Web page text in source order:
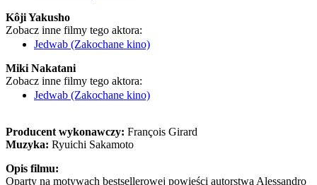
Kôji Yakusho
Zobacz inne filmy tego aktora:
Jedwab (Zakochane kino)
Miki Nakatani
Zobacz inne filmy tego aktora:
Jedwab (Zakochane kino)
Producent wykonawczy: François Girard
Muzyka: Ryuichi Sakamoto
Opis filmu:
Oparty na motywach bestsellerowej powieści autorstwa Alessandro